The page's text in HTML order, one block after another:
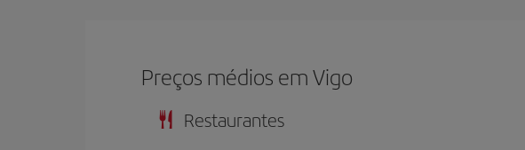
Preços médios em Vigo
Restaurantes